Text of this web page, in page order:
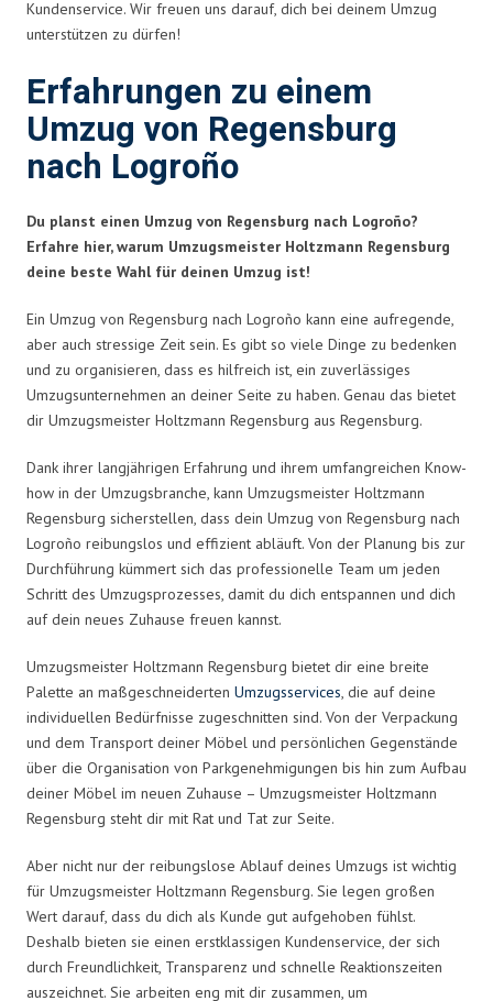
Kundenservice. Wir freuen uns darauf, dich bei deinem Umzug
unterstützen zu dürfen!
Erfahrungen zu einem
Umzug von Regensburg
nach Logroño
Du planst einen Umzug von Regensburg nach Logroño?
Erfahre hier, warum Umzugsmeister Holtzmann Regensburg
deine beste Wahl für deinen Umzug ist!
Ein Umzug von Regensburg nach Logroño kann eine aufregende,
aber auch stressige Zeit sein. Es gibt so viele Dinge zu bedenken
und zu organisieren, dass es hilfreich ist, ein zuverlässiges
Umzugsunternehmen an deiner Seite zu haben. Genau das bietet
dir Umzugsmeister Holtzmann Regensburg aus Regensburg.
Dank ihrer langjährigen Erfahrung und ihrem umfangreichen Know-
how in der Umzugsbranche, kann Umzugsmeister Holtzmann
Regensburg sicherstellen, dass dein Umzug von Regensburg nach
Logroño reibungslos und effizient abläuft. Von der Planung bis zur
Durchführung kümmert sich das professionelle Team um jeden
Schritt des Umzugsprozesses, damit du dich entspannen und dich
auf dein neues Zuhause freuen kannst.
Umzugsmeister Holtzmann Regensburg bietet dir eine breite
Palette an maßgeschneiderten Umzugsservices, die auf deine
individuellen Bedürfnisse zugeschnitten sind. Von der Verpackung
und dem Transport deiner Möbel und persönlichen Gegenstände
über die Organisation von Parkgenehmigungen bis hin zum Aufbau
deiner Möbel im neuen Zuhause – Umzugsmeister Holtzmann
Regensburg steht dir mit Rat und Tat zur Seite.
Aber nicht nur der reibungslose Ablauf deines Umzugs ist wichtig
für Umzugsmeister Holtzmann Regensburg. Sie legen großen
Wert darauf, dass du dich als Kunde gut aufgehoben fühlst.
Deshalb bieten sie einen erstklassigen Kundenservice, der sich
durch Freundlichkeit, Transparenz und schnelle Reaktionszeiten
auszeichnet. Sie arbeiten eng mit dir zusammen, um